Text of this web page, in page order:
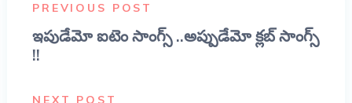
PREVIOUS POST
ఇపుడేమో ఐటెం సాంగ్స్ ..అప్పుడేమో క్లబ్ సాంగ్స్
!!
NEXT POST